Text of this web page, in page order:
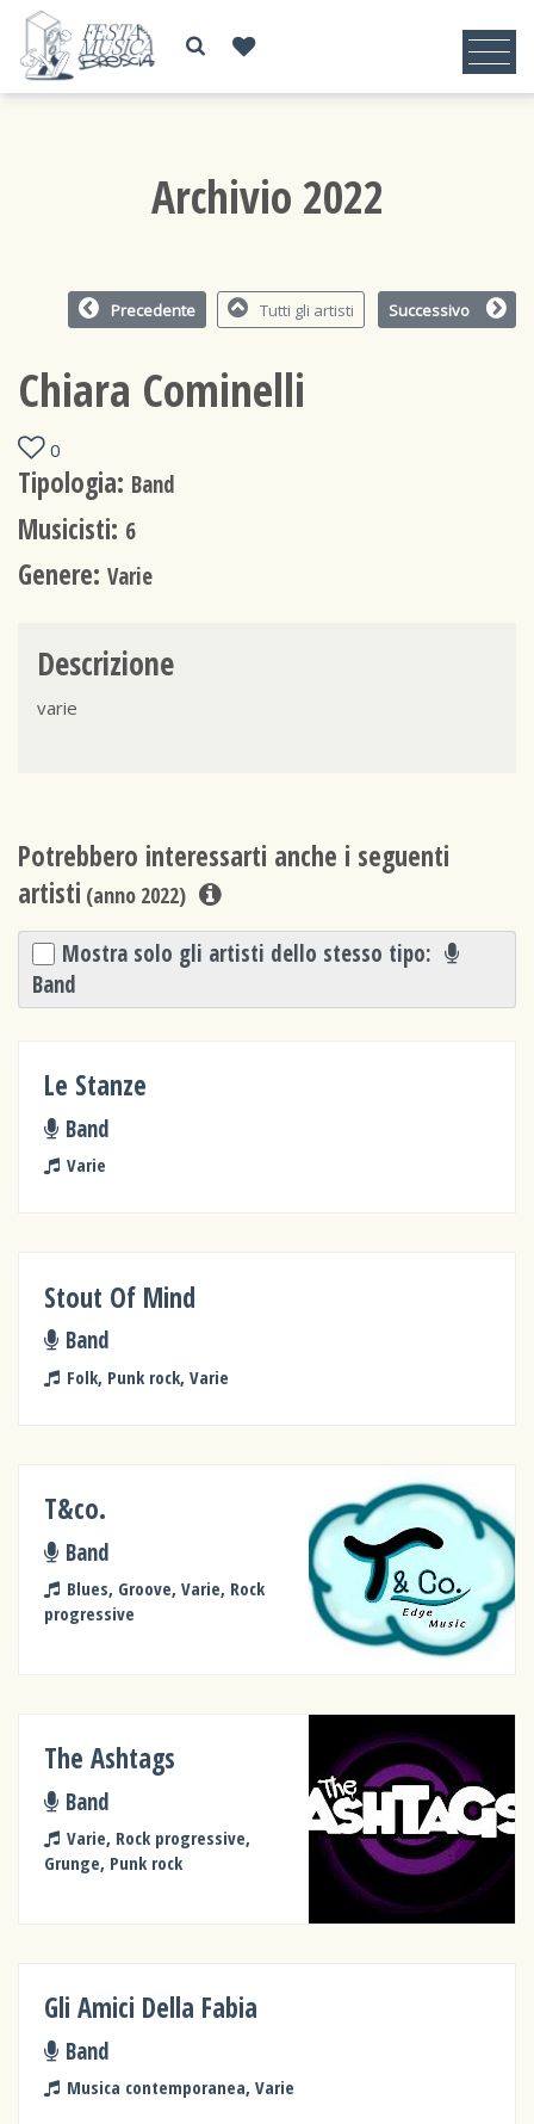
Archivio 2022
Precedente Tutti gli artisti Successivo
Chiara Cominelli
0
Tipologia: Band
Musicisti: 6
Genere: Varie
Descrizione
varie
Potrebbero interessarti anche i seguenti
artisti (anno 2022)
Mostra solo gli artisti dello stesso tipo:
Band
Le Stanze
Band
Varie
Stout Of Mind
Band
Folk, Punk rock, Varie
T&co.
Band
Blues, Groove, Varie, Rock
progressive
The Ashtags
Band
Varie, Rock progressive,
Grunge, Punk rock
Gli Amici Della Fabia
Band
Musica contemporanea, Varie